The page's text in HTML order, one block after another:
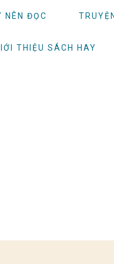
NÊN ĐỌC
THIỆU SÁCH HAY